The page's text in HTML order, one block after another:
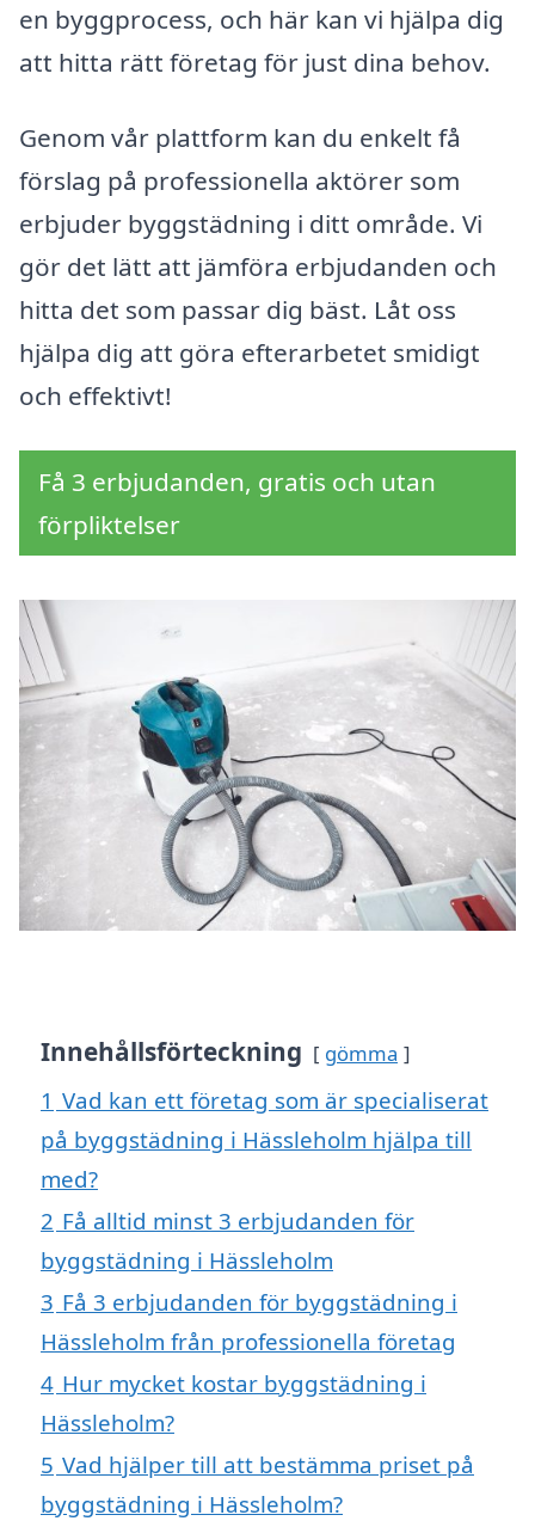
en byggprocess, och här kan vi hjälpa dig
att hitta rätt företag för just dina behov.
Genom vår plattform kan du enkelt få
förslag på professionella aktörer som
erbjuder byggstädning i ditt område. Vi
gör det lätt att jämföra erbjudanden och
hitta det som passar dig bäst. Låt oss
hjälpa dig att göra efterarbetet smidigt
och effektivt!
Få 3 erbjudanden, gratis och utan
förpliktelser
Innehållsförteckning gömma
1 Vad kan ett företag som är specialiserat
på byggstädning i Hässleholm hjälpa till
med?
2 Få alltid minst 3 erbjudanden för
byggstädning i Hässleholm
3 Få 3 erbjudanden för byggstädning i
Hässleholm från professionella företag
4 Hur mycket kostar byggstädning i
Hässleholm?
5 Vad hjälper till att bestämma priset på
byggstädning i Hässleholm?